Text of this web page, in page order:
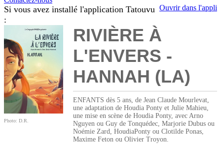
Ouvrir dans l'appli
Si vous avez installé l'application Tatouvu
:
Photo: D.R.
RIVIÈRE À
L'ENVERS -
HANNAH (LA)
ENFANTS dès 5 ans, de Jean Claude Mourlevat,
une adaptation de Houdia Ponty et Julie Mahieu,
une mise en scène de Houdia Ponty, avec Arno
Nguyen ou Guy de Tonquédec, Marjorie Dubus ou
Noémie Zard, HoudiaPonty ou Clotilde Ponas,
Maxime Feton ou Olivier Troyon.